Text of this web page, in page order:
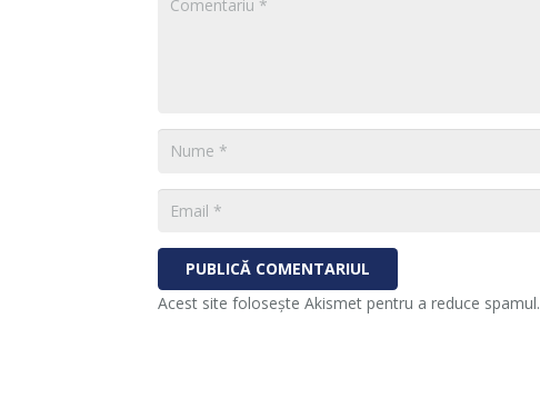
PUBLICĂ COMENTARIUL
Acest site folosește Akismet pentru a reduce spamul.